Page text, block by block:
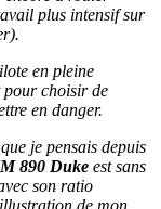
plus intensif sur
en pleine
pour choisir de
en danger.
je pensais depuis
890 Duke est sans
son ratio
de mon